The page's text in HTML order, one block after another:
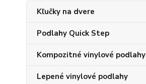
Kľučky na dvere
Podlahy Quick Step
Kompozitné vinylové podlahy
Lepené vinylové podlahy